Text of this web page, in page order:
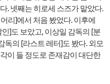
. 넷째는 히로세 스즈가 맡았다.
리]에서 처음 봤었다. 이후에
]도 보았고, 이상일 감독의 [분
독의 [라스트 레터]도 봤다. 외모
이 들 정도로 존재감이 대단한